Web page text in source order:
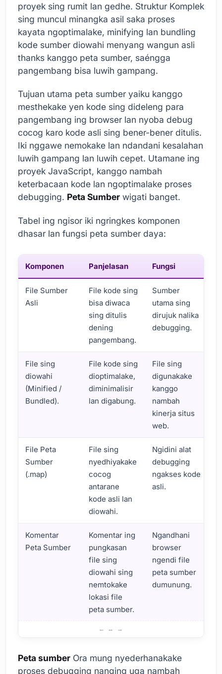
proyek sing rumit lan gedhe. Struktur Komplek
sing muncul minangka asil saka proses
kayata ngoptimalake, minifying lan bundling
kode sumber diowahi menyang wangun asli
thanks kanggo peta sumber, saéngga
pangembang bisa luwih gampang.
Tujuan utama peta sumber yaiku kanggo
mesthekake yen kode sing dideleng para
pangembang ing browser lan nyoba debug
cocog karo kode asli sing bener-bener ditulis.
Iki nggawe nemokake lan ndandani kesalahan
luwih gampang lan luwih cepet. Utamane ing
proyek JavaScript, kanggo nambah
keterbacaan kode lan ngoptimalake proses
debugging. Peta Sumber wigati banget.
Tabel ing ngisor iki ngringkes komponen
dhasar lan fungsi peta sumber daya:
Komponen Panjelasan Fungsi
File Sumber
Asli
File kode sing
bisa diwaca
sing ditulis
dening
pangembang.
Sumber
utama sing
dirujuk nalika
debugging.
File sing
diowahi
(Minified /
Bundled).
File kode sing
dioptimalake,
diminimalisir
lan digabung.
File sing
digunakake
kanggo
nambah
kinerja situs
web.
File Peta
Sumber
(.map)
File sing
nyedhiyakake
cocog
antarane
kode asli lan
diowahi.
Ngidini alat
debugging
ngakses kode
asli.
Komentar
Peta Sumber
Komentar ing
pungkasan
file sing
diowahi sing
nemtokake
lokasi file
peta sumber.
Ngandhani
browser
ngendi file
peta sumber
dumunung.
Peta sumber Ora mung nyederhanakake
proses debugging nanging uga nambah